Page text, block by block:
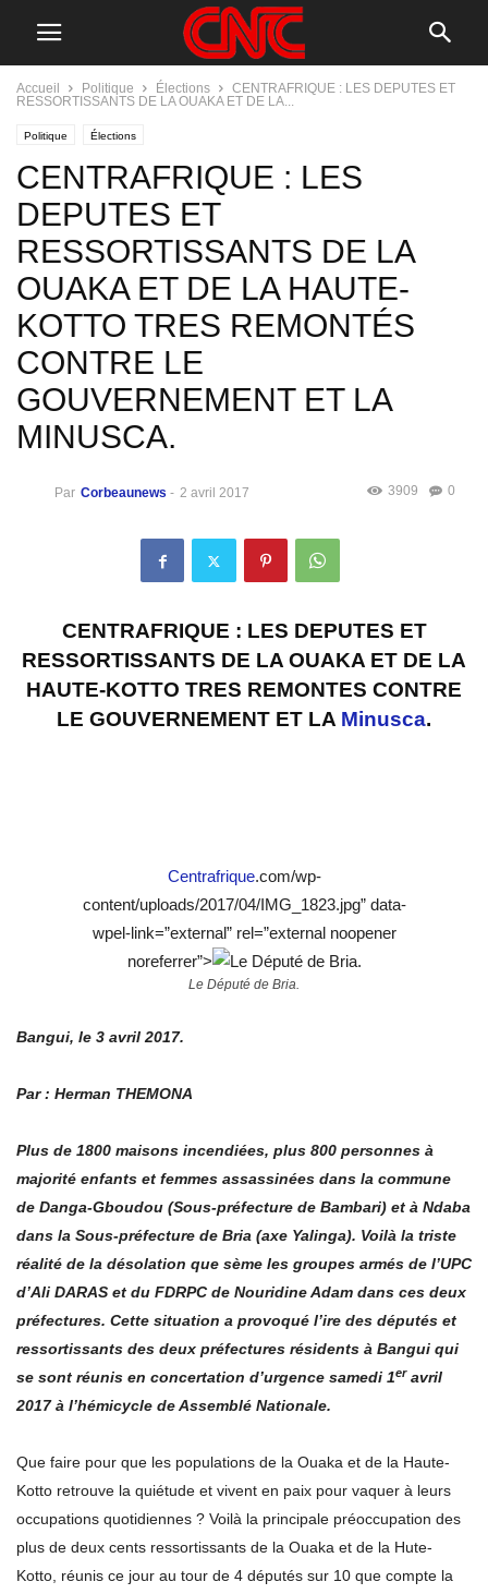
Accueil Politique Élections
CENTRAFRIQUE : LES DEPUTES ET
RESSORTISSANTS DE LA OUAKA ET DE LA...
Politique Élections
CENTRAFRIQUE : LES
DEPUTES ET
RESSORTISSANTS DE LA
OUAKA ET DE LA HAUTE-
KOTTO TRES REMONTÉS
CONTRE LE
GOUVERNEMENT ET LA
MINUSCA.
Par Corbeaunews - 2 avril 2017 0
3909
CENTRAFRIQUE : LES DEPUTES ET
RESSORTISSANTS DE LA OUAKA ET DE LA
HAUTE-KOTTO TRES REMONTES CONTRE
LE GOUVERNEMENT ET LA Minusca.
Centrafrique.com/wp-
content/uploads/2017/04/IMG_1823.jpg” data-
wpel-link=”external” rel=”external noopener
noreferrer”>
Le Député de Bria.
Bangui, le 3 avril 2017.
Par : Herman THEMONA
Plus de 1800 maisons incendiées, plus 800 personnes à
majorité enfants et femmes assassinées dans la commune
de Danga-Gboudou (Sous-préfecture de Bambari) et à Ndaba
dans la Sous-préfecture de Bria (axe Yalinga). Voilà la triste
réalité de la désolation que sème les groupes armés de l’UPC
d’Ali DARAS et du FDRPC de Nouridine Adam dans ces deux
préfectures. Cette situation a provoqué l’ire des députés et
ressortissants des deux préfectures résidents à Bangui qui
se sont réunis en concertation d’urgence samedi 1eravril
2017 à l’hémicycle de Assemblé Nationale.
Que faire pour que les populations de la Ouaka et de la Haute-
Kotto retrouve la quiétude et vivent en paix pour vaquer à leurs
occupations quotidiennes ? Voilà la principale préoccupation des
plus de deux cents ressortissants de la Ouaka et de la Hute-
Kotto, réunis ce jour au tour de 4 députés sur 10 que compte la